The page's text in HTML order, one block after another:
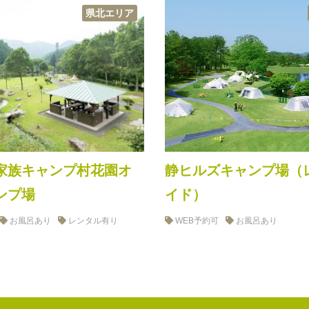
県北エリア
族キャンプ村花園オ
プ場
お風呂あり レンタル有り
静ヒルズキャンプ場（
イド）
WEB予約可 お風呂あり